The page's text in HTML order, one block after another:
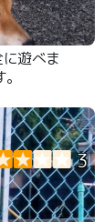
遊べま
3